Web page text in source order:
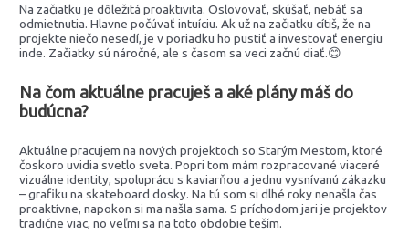
Na začiatku je dôležitá proaktivita. Oslovovať, skúšať, nebáť sa
odmietnutia. Hlavne počúvať intuíciu. Ak už na začiatku cítiš, že na
projekte niečo nesedí, je v poriadku ho pustiť a investovať energiu
inde. Začiatky sú náročné, ale s časom sa veci začnú diať.😊
Na čom aktuálne pracuješ a aké plány máš do
budúcna?
Aktuálne pracujem na nových projektoch so Starým Mestom, ktoré
čoskoro uvidia svetlo sveta. Popri tom mám rozpracované viaceré
vizuálne identity, spoluprácu s kaviarňou a jednu vysnívanú zákazku
– grafiku na skateboard dosky. Na tú som si dlhé roky nenašla čas
proaktívne, napokon si ma našla sama. S príchodom jari je projektov
tradične viac, no veľmi sa na toto obdobie teším.